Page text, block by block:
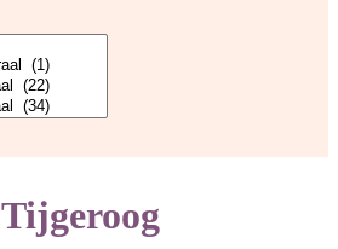
Tijgeroog